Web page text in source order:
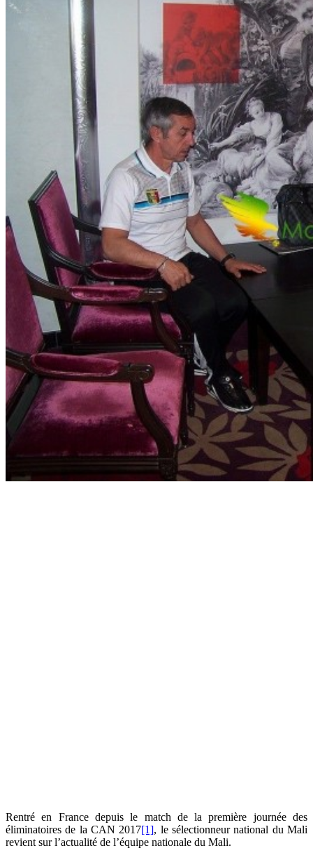
Rentré en France depuis le match de la première journée des
éliminatoires de la CAN 2017[1], le sélectionneur national du Mali
revient sur l’actualité de l’équipe nationale du Mali.